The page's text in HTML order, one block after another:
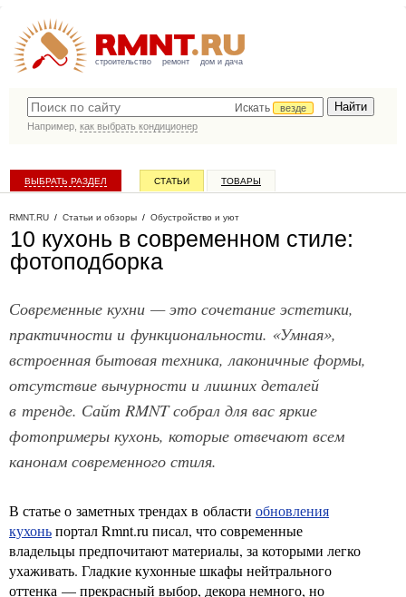
строительство ремонт дом и дача
Искать
везде
Например, как выбрать кондиционер
ВЫБРАТЬ РАЗДЕЛ СТАТЬИ ТОВАРЫ
RMNT.RU / Статьи и обзоры / Обустройство и уют
10 кухонь в современном стиле:
фотоподборка
Современные кухни — это сочетание эстетики,
практичности и функциональности. «Умная»,
встроенная бытовая техника, лаконичные формы,
отсутствие вычурности и лишних деталей
в тренде. Сайт RMNT собрал для вас яркие
фотопримеры кухонь, которые отвечают всем
канонам современного стиля.
В статье о заметных трендах в области обновления
кухоньпортал Rmnt.ru писал, что современные
владельцы предпочитают материалы, за которыми легко
ухаживать. Гладкие кухонные шкафы нейтрального
оттенка — прекрасный выбор, декора немного, но